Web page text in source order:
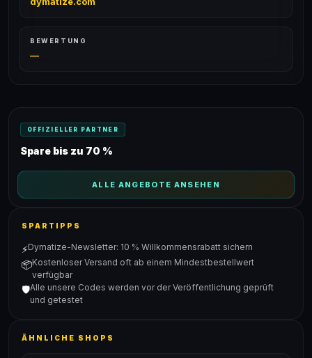
BEWERTUNG
—
OFFIZIELLER PARTNER
Spare bis zu 70 %
ALLE ANGEBOTE ANSEHEN
SPARTIPPS
⚡Dymatize-Newsletter: 10 % Willkommensrabatt sichern
📦Kostenloser Versand oft ab einem Mindestbestellwert
verfügbar
🛡️Alle unsere Codes werden vor der Veröffentlichung geprüft
und getestet
ÄHNLICHE SHOPS